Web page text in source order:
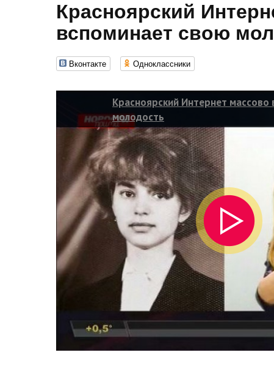
Красноярский
вспоминает свою
Вконтакте Одноклассники
Красноярский Интернет
молодость